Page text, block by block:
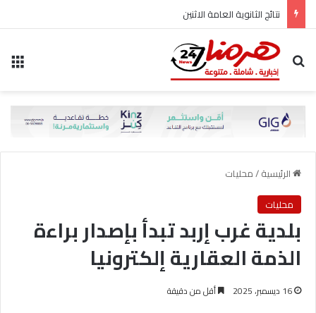
نتائج الثانوية العامة الاثنين
بحث عن
الرئيسية/محليات
محليات
بلدية غرب إربد تبدأ بإصدار براءة
الذمة العقارية إلكترونيا
16 ديسمبر، 2025 أقل من دقيقة